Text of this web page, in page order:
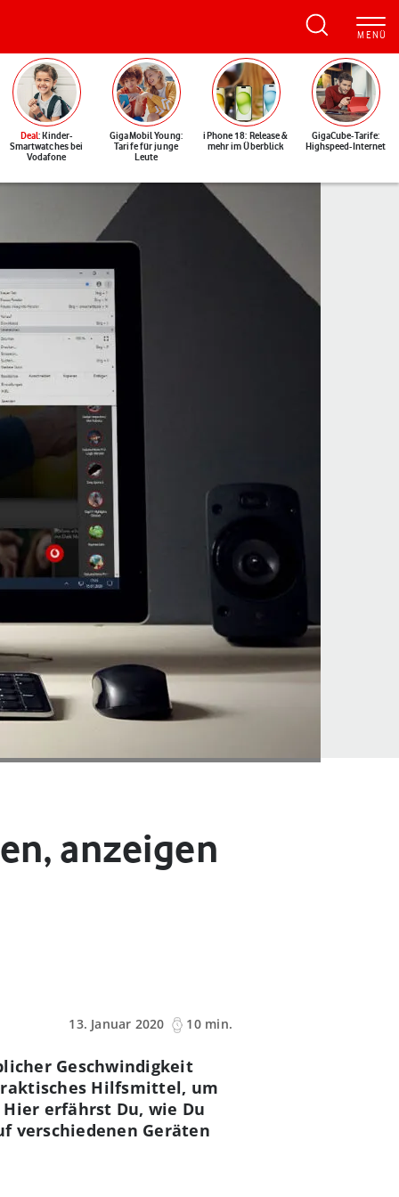
Deal: Kinder-
Smartwatches bei
Vodafone
GigaMobil Young:
Tarife für junge
Leute
iPhone 18: Release &
mehr im Überblick
GigaCube-Tarife:
Highspeed-Internet
anzeigen
13. Januar 2020
10 min.
Geschwindigkeit
Hilfsmittel, um
erfährst Du, wie Du
verschiedenen Geräten